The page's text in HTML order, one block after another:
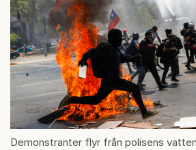
Demonstranter flyr från polisens